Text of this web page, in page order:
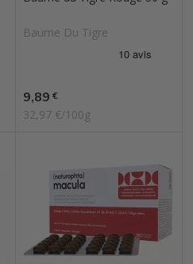
Baume Du Tigre
Prix
9,89 €
32,97 €/100g